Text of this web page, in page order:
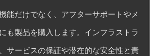
能だけでなく、アフターサポートやメ
も製品を購入します。インフラストラ
サービスの保証や潜在的な安全性と責